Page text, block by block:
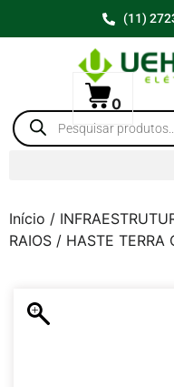
(11)
0
Início /
RAIOS / HASTE TERRA